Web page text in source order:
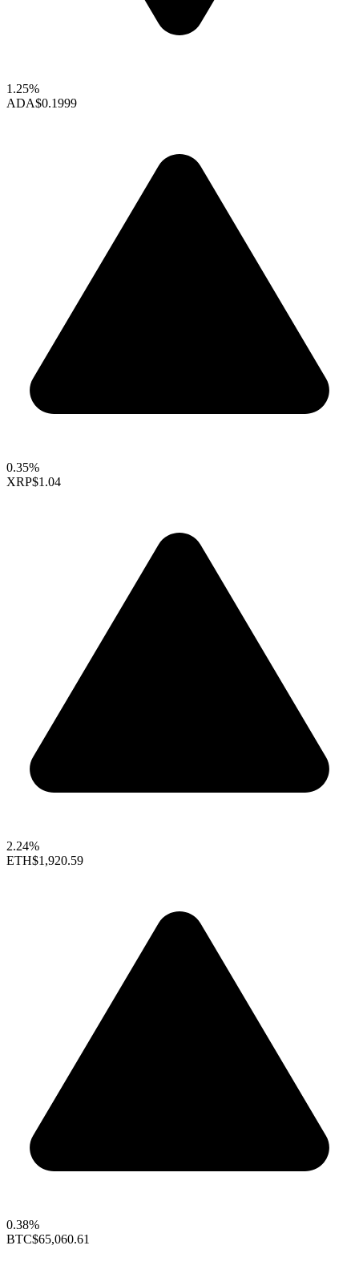
1.25%
ADA$0.1999
0.35%
XRP$1.04
2.24%
ETH$1,920.59
0.38%
BTC$65,060.61